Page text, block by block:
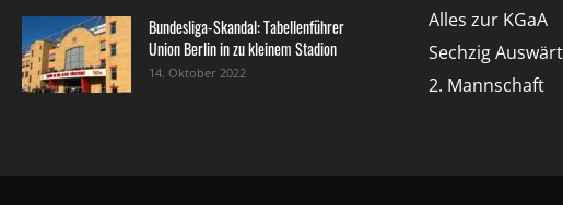
Bundesliga-Skandal: Tabellenführer
Union Berlin in zu kleinem Stadion
14. Oktober 2022
Alles zur KGaA
Sechzig
2. Mannschaft